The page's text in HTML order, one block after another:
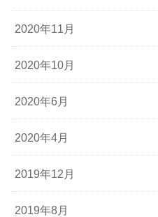
2020年11月
2020年10月
2020年6月
2020年4月
2019年12月
2019年8月